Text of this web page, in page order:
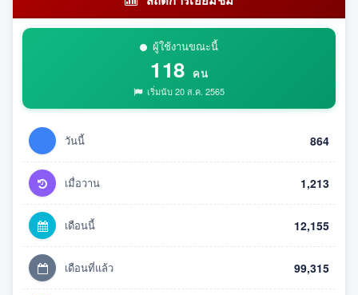
ผู้ใช้งานขณะนี้
118 คน
เริ่มนับ 20 ส.ค. 2565
วันนี้ 864
เมื่อวาน 1,213
เดือนนี้ 12,155
เดือนที่แล้ว 99,315